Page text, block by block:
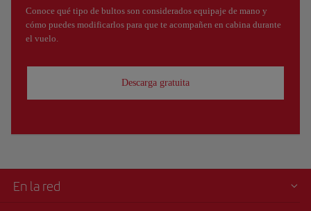
Conoce qué tipo de bultos son considerados equipaje de mano y
cómo puedes modificarlos para que te acompañen en cabina durante
el vuelo.
Descarga gratuita
En la red